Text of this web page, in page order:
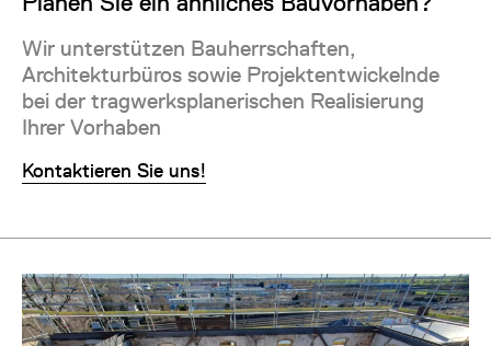
Wir unterstützen Bauherrschaften,
Architekturbüros sowie Projektentwickelnde
bei der tragwerksplanerischen Realisierung
Ihrer Vorhaben
Kontaktieren Sie uns!